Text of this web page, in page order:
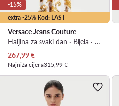
extra -25% Kod: LAST
-15%
Versace Jeans Couture
Haljina za svaki dan · Bijela · Maxi
Trenutna cijena
267,99€
Najniža cijena315,99 €